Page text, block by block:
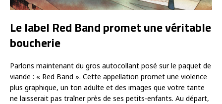
Le label Red Band promet une véritable
boucherie
Parlons maintenant du gros autocollant posé sur le paquet de
viande : « Red Band ». Cette appellation promet une violence
plus graphique, un ton adulte et des images que votre tante
ne laisserait pas traîner près de ses petits-enfants. Au départ,